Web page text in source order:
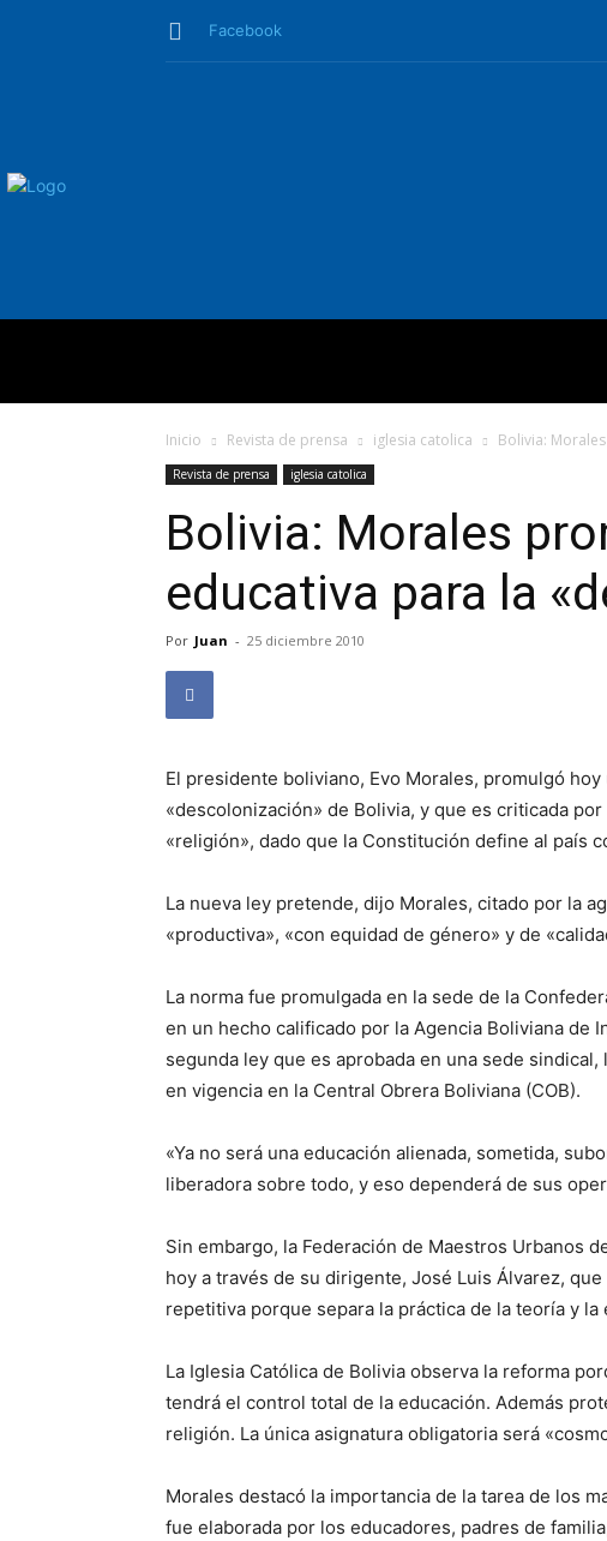
Facebook
Inicio Revista de prensa iglesia catolica Bolivia:
Revista de prensa iglesia catolica
Bolivia: Morales
educativa para la
Por Juan - 25 diciembre 2010
El presidente boliviano, Evo Morales, promulgó
«descolonización» de Bolivia, y que es criticada
«religión», dado que la Constitución define al país
La nueva ley pretende, dijo Morales, citado por la
«productiva», «con equidad de género» y de
La norma fue promulgada en la sede de la
en un hecho calificado por la Agencia Boliviana de
segunda ley que es aprobada en una sede
en vigencia en la Central Obrera Boliviana (COB).
«Ya no será una educación alienada, sometida,
liberadora sobre todo, y eso dependerá de sus
Sin embargo, la Federación de Maestros Urbanos
hoy a través de su dirigente, José Luis Álvarez,
repetitiva porque separa la práctica de la teoría y la
La Iglesia Católica de Bolivia observa la reforma
tendrá el control total de la educación. Además
religión. La única asignatura obligatoria será
Morales destacó la importancia de la tarea de los
fue elaborada por los educadores, padres de